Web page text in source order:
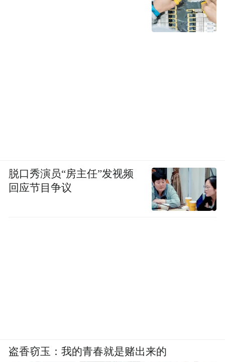
脱口秀演员“房主任”发视频
回应节目争议
盗香窃玉：我的青春就是赌出来的